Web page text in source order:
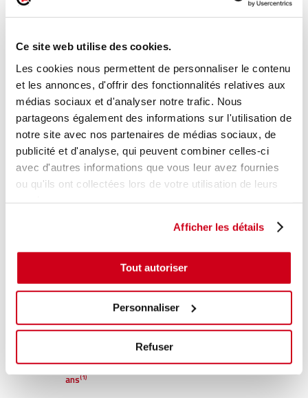
Ce site web utilise des cookies.
Les cookies nous permettent de personnaliser le contenu
et les annonces, d'offrir des fonctionnalités relatives aux
médias sociaux et d'analyser notre trafic. Nous
partageons également des informations sur l'utilisation de
notre site avec nos partenaires de médias sociaux, de
publicité et d'analyse, qui peuvent combiner celles-ci
avec d'autres informations que vous leur avez fournies
ou qu'ils ont collectées lors de votre utilisation de leurs
Afficher les détails
Tout autoriser
Personnaliser
Refuser
Réf. :223856
Modèle d'origine :CITROEN C1 - 1 2012
Modèle de provenance
Caractéristiques techniques
En stock 26,00 € TTC
AJOUTER AU PANIER
jusqu'à 2
ans(1)
24h(2)
en France